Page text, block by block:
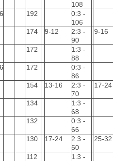
108
192
0:3 -
106
174 9-12
2:3 -
90
9-16
172
1:3 -
88
172
0:3 -
86
154 13-16
2:3 -
70
17-24
134
1:3 -
68
132
0:3 -
66
130 17-24
2:3 -
50
25-32
112
1:3 -